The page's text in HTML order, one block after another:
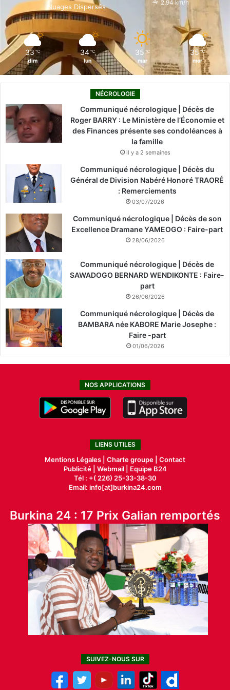
k
n
Nuages Dispersés
2.94 km/h
33 ℃
dim
34 ℃
lun
35 ℃
mar
35 ℃
mer
NÉCROLOGIE
Communiqué nécrologique | Décès de
Roger BARRY : Le Ministère de l’Économie et
des Finances présente ses condoléances à
la famille
il y a 2 semaines
Communiqué nécrologique | Décès du
Général de Division Nabéré Honoré TRAORÉ
: Remerciements
03/07/2026
Communiqué nécrologique | Décès de son
Excellence Dramane YAMEOGO : Faire-part
28/06/2026
Communiqué nécrologique | Décès de
SAWADOGO BERNARD WENDIKONTE : Faire-
part
26/06/2026
Communiqué nécrologique | Décès de
BAMBARA née KABORE Marie Josephe :
Faire -part
01/06/2026
NOS APPLICATIONS
LIENS UTILES
Mentions Légales | Charte groupe | Contact
Publicité| Webmail |
Equipe B24
Tél : +( 226) 25-33-38-30
Email: info[at]burkina24.com
Burkina 24 : 17 Prix Galian remportés
SUIVEZ-NOUS SUR